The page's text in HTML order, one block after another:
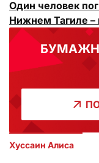
Один человек
Нижнем Тагиле –
Хуссаин Алиса